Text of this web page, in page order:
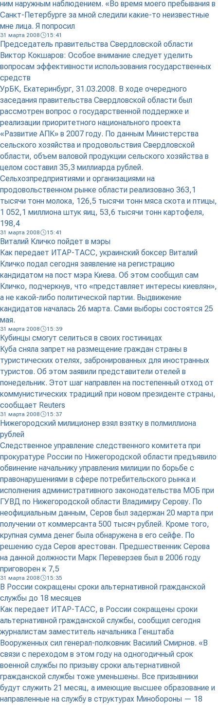
ним наружным наблюдением. «Во время моего пребывания в
Санкт-Петербурге за мной следили какие-то неизвестные
мне лица. Я попросил
31 марта 2008 15:41
Председатель правительства Свердловской области
Виктор Кокшаров: Особое внимание следует уделить
вопросам эффективности использования государственных
средств
УрБК, Екатеринбург, 31.03.2008. В ходе очередного
заседания правительства Свердловской области был
рассмотрен вопрос о государственной поддержке и
реализации приоритетного национального проекта
«Развитие АПК» в 2007 году. По данным Министерства
сельского хозяйства и продовольствия Свердловской
области, объем валовой продукции сельского хозяйства в
целом составил 35,3 миллиарда рублей.
Сельхозпредприятиями и организациями на
продовольственном рынке области реализовано 363,1
тысячи тонн молока, 126,5 тысячи тонн мяса скота и птицы,
1 052,1 миллиона штук яиц, 53,6 тысячи тонн картофеля,
198,4
31 марта 2008 15:41
Виталий Кличко пойдет в мэры
Как передает ИТАР-ТАСС, украинский боксер Виталий
Кличко подал сегодня заявление на регистрацию
кандидатом на пост мэра Киева. Об этом сообщил сам
Кличко, подчеркнув, что «представляет интересы киевлян»,
а не какой-либо политической партии. Выдвижение
кандидатов началась 26 марта. Сами выборы состоятся 25
мая.
31 марта 2008 15:39
Кубинцы смогут селиться в своих гостиницах
Куба сняла запрет на размещение граждан страны в
туристических отелях, забронированных для иностранных
туристов. Об этом заявили представители отелей в
понедельник. Этот шаг направлен на постепенный отход от
коммунистических традиций при новом президенте страны,
сообщает Reuters
31 марта 2008 15:37
Нижегородский милиционер взял взятку в полмиллиона
рублей
Следственное управление следственного комитета при
прокуратуре России по Нижегородской области предъявило
обвинение начальнику управления милиции по борьбе с
правонарушениями в сфере потребительского рынка и
исполнения административного законодательства МОБ при
ГУВД по Нижегородской области Владимиру Серову. По
неофициальным данным, Серов был задержан 20 марта при
получении от коммерсанта 500 тысяч рублей. Кроме того,
крупная сумма денег была обнаружена в его сейфе. По
решению суда Серов арестован. Предшественник Серова
на данной должности Марк Переверзев был в 2006 году
приговорен к 7,5
31 марта 2008 15:35
В России сокращены сроки альтернативной гражданской
службы до 18 месяцев
Как передает ИТАР-ТАСС, в России сокращены сроки
альтернативной гражданской службы, сообщил сегодня
журналистам заместитель начальника Генштаба
Вооруженных сил генерал-полковник Василий Смирнов. «В
связи с переходом в этом году на одногодичный срок
военной службы по призыву сроки альтернативной
гражданской службы тоже уменьшены. Все призывники
будут служить 21 месяц, а имеющие высшее образование и
направленные на службу в структурах Минобороны — 18